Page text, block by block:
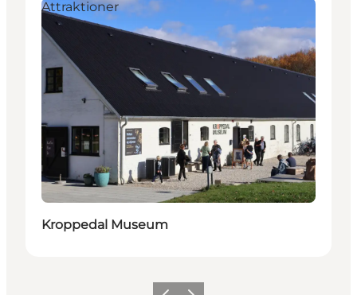
Attraktioner
Kroppedal Museum